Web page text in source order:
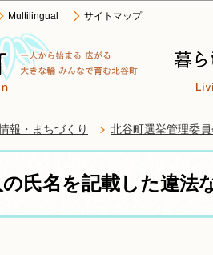
Multilingual サイトマップ
報・まちづくり 北谷町選挙管理委
氏名を記載した違